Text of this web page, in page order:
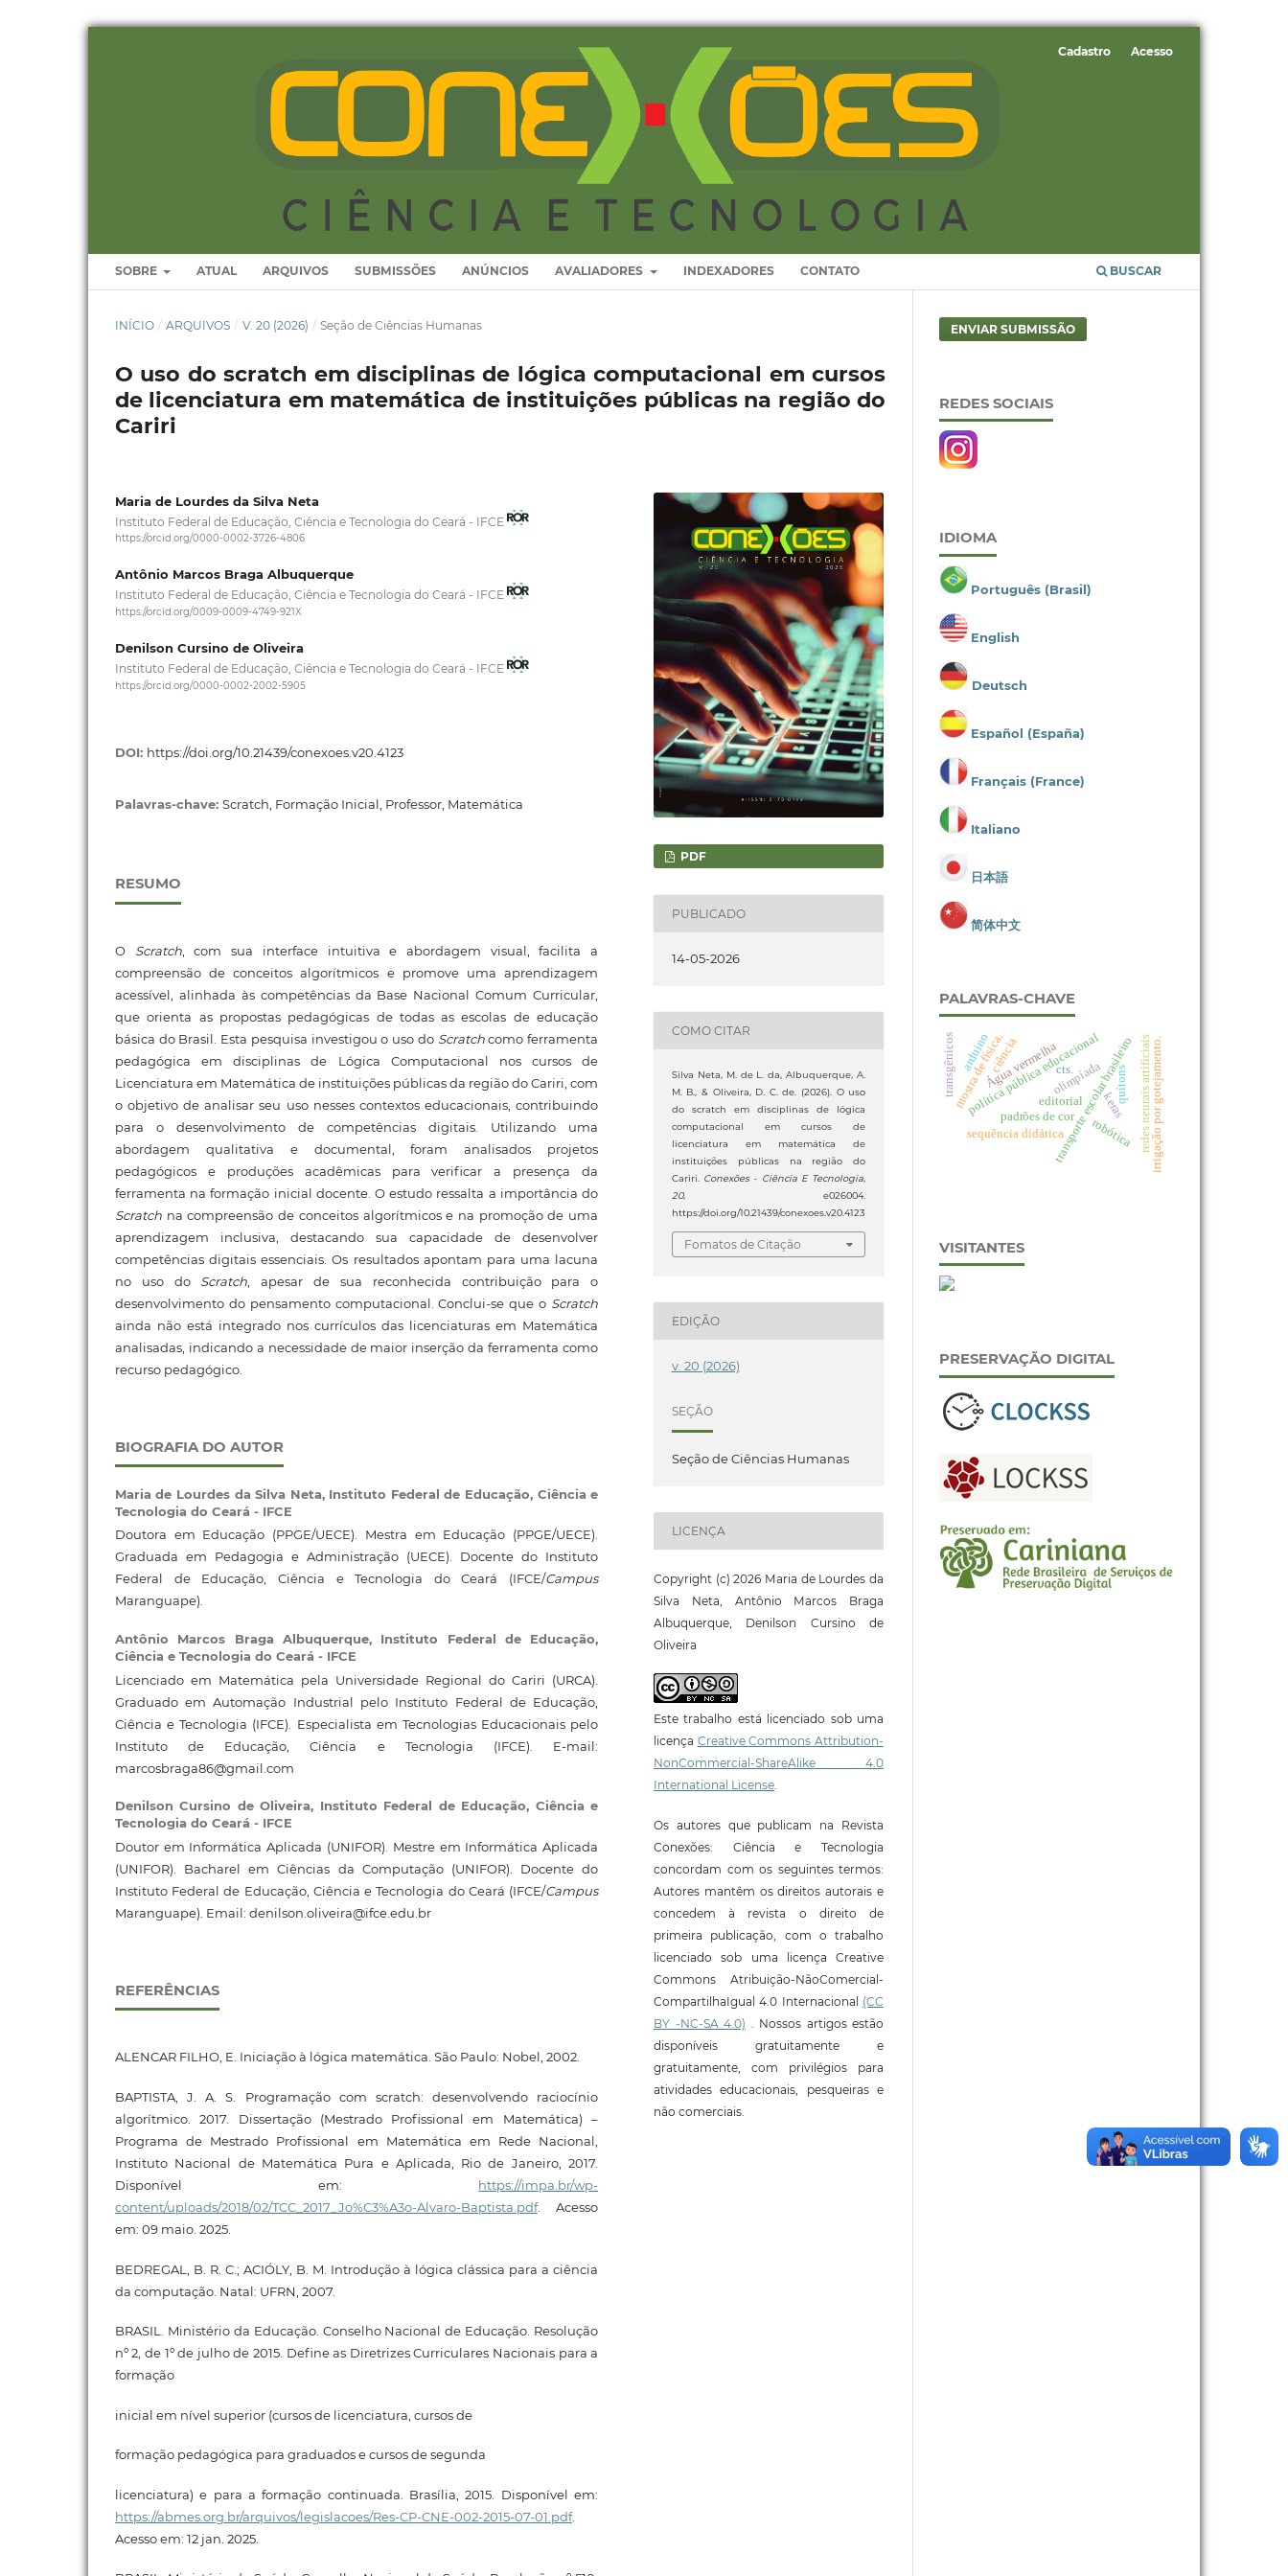
SOBRE ATUAL ARQUIVOS SUBMISSÕES ANÚNCIOS AVALIADORES INDEXADORES CONTATO BUSCAR
Cadastro Acesso
INÍCIO / ARQUIVOS / V. 20 (2026) / Seção de Ciências Humanas
O uso do scratch em disciplinas de lógica computacional em cursos
de licenciatura em matemática de instituições públicas na região do
Cariri
Maria de Lourdes da Silva Neta
Instituto Federal de Educação, Ciência e Tecnologia do Ceará - IFCE
https://orcid.org/0000-0002-3726-4806
Antônio Marcos Braga Albuquerque
Instituto Federal de Educação, Ciência e Tecnologia do Ceará - IFCE
https://orcid.org/0009-0009-4749-921X
Denilson Cursino de Oliveira
Instituto Federal de Educação, Ciência e Tecnologia do Ceará - IFCE
https://orcid.org/0000-0002-2002-5905
DOI: https://doi.org/10.21439/conexoes.v20.4123
Palavras-chave: Scratch, Formação Inicial, Professor, Matemática
RESUMO
O Scratch, com sua interface intuitiva e abordagem visual, facilita a
compreensão de conceitos algorítmicos e promove uma aprendizagem
acessível, alinhada às competências da Base Nacional Comum Curricular,
que orienta as propostas pedagógicas de todas as escolas de educação
básica do Brasil. Esta pesquisa investigou o uso do Scratchcomo ferramenta
pedagógica em disciplinas de Lógica Computacional nos cursos de
Licenciatura em Matemática de instituições públicas da região do Cariri, com
o objetivo de analisar seu uso nesses contextos educacionais, contribuindo
para o desenvolvimento de competências digitais. Utilizando uma
abordagem qualitativa e documental, foram analisados projetos
pedagógicos e produções acadêmicas para verificar a presença da
ferramenta na formação inicial docente. O estudo ressalta a importância do
Scratchna compreensão de conceitos algorítmicos e na promoção de uma
aprendizagem inclusiva, destacando sua capacidade de desenvolver
competências digitais essenciais. Os resultados apontam para uma lacuna
no uso do Scratch , apesar de sua reconhecida contribuição para o
desenvolvimento do pensamento computacional. Conclui-se que o Scratch
ainda não está integrado nos currículos das licenciaturas em Matemática
analisadas, indicando a necessidade de maior inserção da ferramenta como
recurso pedagógico.
BIOGRAFIA DO AUTOR
Maria de Lourdes da Silva Neta, Instituto Federal de Educação, Ciência e
Tecnologia do Ceará - IFCE
Doutora em Educação (PPGE/UECE). Mestra em Educação (PPGE/UECE).
Graduada em Pedagogia e Administração (UECE). Docente do Instituto
Federal de Educação, Ciência e Tecnologia do Ceará (IFCE/Campus
Maranguape).
Antônio Marcos Braga Albuquerque, Instituto Federal de Educação,
Ciência e Tecnologia do Ceará - IFCE
Licenciado em Matemática pela Universidade Regional do Cariri (URCA).
Graduado em Automação Industrial pelo Instituto Federal de Educação,
Ciência e Tecnologia (IFCE). Especialista em Tecnologias Educacionais pelo
Instituto de Educação, Ciência e Tecnologia (IFCE). E-mail:
marcosbraga86@gmail.com
Denilson Cursino de Oliveira, Instituto Federal de Educação, Ciência e
Tecnologia do Ceará - IFCE
Doutor em Informática Aplicada (UNIFOR). Mestre em Informática Aplicada
(UNIFOR). Bacharel em Ciências da Computação (UNIFOR). Docente do
Instituto Federal de Educação, Ciência e Tecnologia do Ceará (IFCE/Campus
Maranguape). Email: denilson.oliveira@ifce.edu.br
REFERÊNCIAS
ALENCAR FILHO, E. Iniciação à lógica matemática. São Paulo: Nobel, 2002.
BAPTISTA, J. A. S. Programação com scratch: desenvolvendo raciocínio
algorítmico. 2017. Dissertação (Mestrado Profissional em Matemática) –
Programa de Mestrado Profissional em Matemática em Rede Nacional,
Instituto Nacional de Matemática Pura e Aplicada, Rio de Janeiro, 2017.
Disponível em: https://impa.br/wp-
content/uploads/2018/02/TCC_2017_Jo%C3%A3o-Alvaro-Baptista.pdf. Acesso
em: 09 maio. 2025.
BEDREGAL, B. R. C.; ACIÓLY, B. M. Introdução à lógica clássica para a ciência
da computação. Natal: UFRN, 2007.
BRASIL. Ministério da Educação. Conselho Nacional de Educação. Resolução
nº 2, de 1º de julho de 2015. Define as Diretrizes Curriculares Nacionais para a
formação
inicial em nível superior (cursos de licenciatura, cursos de
formação pedagógica para graduados e cursos de segunda
licenciatura) e para a formação continuada. Brasília, 2015. Disponível em:
https://abmes.org.br/arquivos/legislacoes/Res-CP-CNE-002-2015-07-01.pdf.
Acesso em: 12 jan. 2025.
PDF
PUBLICADO
14-05-2026
COMO CITAR
Silva Neta, M. de L. da, Albuquerque, A.
M. B., & Oliveira, D. C. de. (2026). O uso
do scratch em disciplinas de lógica
computacional em cursos de
licenciatura em matemática de
instituições públicas na região do
Cariri. Conexões - Ciência E Tecnologia,
20, e026004.
https://doi.org/10.21439/conexoes.v20.4123
Fomatos de Citação
EDIÇÃO
v. 20 (2026)
SEÇÃO
Seção de Ciências Humanas
LICENÇA
Copyright (c) 2026 Maria de Lourdes da
Silva Neta, Antônio Marcos Braga
Albuquerque, Denilson Cursino de
Oliveira
Este trabalho está licenciado sob uma
licença Creative Commons Attribution-
NonCommercial-ShareAlike 4.0
International License.
Os autores que publicam na Revista
Conexões: Ciência e Tecnologia
concordam com os seguintes termos:
Autores mantêm os direitos autorais e
concedem à revista o direito de
primeira publicação, com o trabalho
licenciado sob uma licença Creative
Commons Atribuição-NãoComercial-
CompartilhaIgual 4.0 Internacional (CC
BY -NC-SA 4.0) . Nossos artigos estão
disponíveis gratuitamente e
gratuitamente, com privilégios para
atividades educacionais, pesqueiras e
não comerciais.
ENVIAR SUBMISSÃO
REDES SOCIAIS
IDIOMA
Português (Brasil)
English
Deutsch
Español (España)
Français (France)
Italiano
日本語
简体中文
PALAVRAS-CHAVE
editorial
olimpíada
política pública educacional
transporte escolar brasileiro
padrões de cor
quítons
robótica redes neurais artificiais
keras
mostra de física. irrigação por gotejamento.
sequência didática
transgênicos cts.
Água vermelha
ciência
arduino
VISITANTES
PRESERVAÇÃO DIGITAL